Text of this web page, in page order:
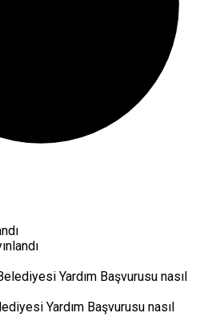
Yardım Başvurusu nasıl